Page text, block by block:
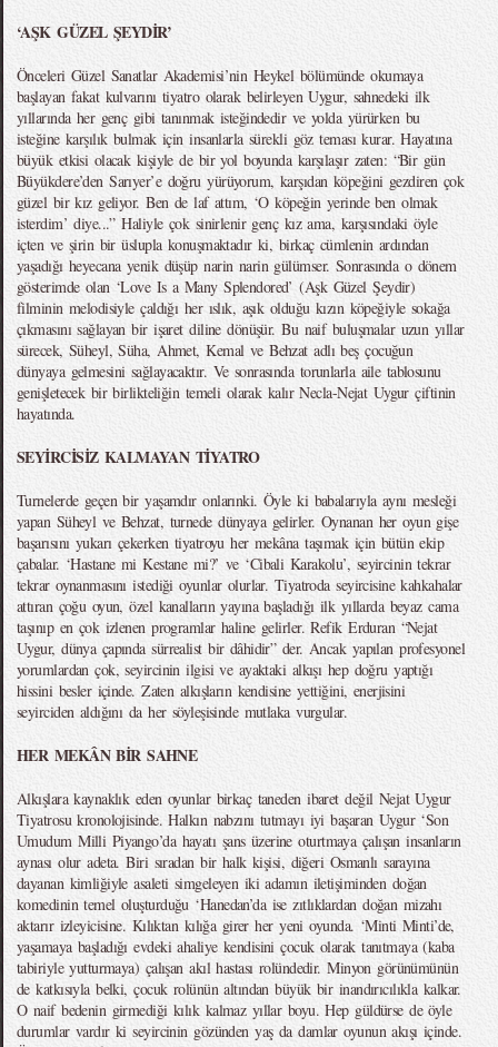
‘AŞK GÜZEL ŞEYDİR’
Önceleri Güzel Sanatlar Akademisi’nin Heykel bölümünde okumaya
başlayan fakat kulvarını tiyatro olarak belirleyen Uygur, sahnedeki ilk
yıllarında her genç gibi tanınmak isteğindedir ve yolda yürürken bu
isteğine karşılık bulmak için insanlarla sürekli göz teması kurar. Hayatına
büyük etkisi olacak kişiyle de bir yol boyunda karşılaşır zaten: “Bir gün
Büyükdere’den Sarıyer’e doğru yürüyorum, karşıdan köpeğini gezdiren çok
güzel bir kız geliyor. Ben de laf attım, ‘O köpeğin yerinde ben olmak
isterdim’ diye...” Haliyle çok sinirlenir genç kız ama, karşısındaki öyle
içten ve şirin bir üslupla konuşmaktadır ki, birkaç cümlenin ardından
yaşadığı heyecana yenik düşüp narin narin gülümser. Sonrasında o dönem
gösterimde olan ‘Love Is a Many Splendored’ (Aşk Güzel Şeydir)
filminin melodisiyle çaldığı her ıslık, aşık olduğu kızın köpeğiyle sokağa
çıkmasını sağlayan bir işaret diline dönüşür. Bu naif buluşmalar uzun yıllar
sürecek, Süheyl, Süha, Ahmet, Kemal ve Behzat adlı beş çocuğun
dünyaya gelmesini sağlayacaktır. Ve sonrasında torunlarla aile tablosunu
genişletecek bir birlikteliğin temeli olarak kalır Necla-Nejat Uygur çiftinin
hayatında.
SEYİRCİSİZ KALMAYAN TİYATRO
Turnelerde geçen bir yaşamdır onlarınki. Öyle ki babalarıyla aynı mesleği
yapan Süheyl ve Behzat, turnede dünyaya gelirler. Oynanan her oyun gişe
başarısını yukarı çekerken tiyatroyu her mekâna taşımak için bütün ekip
çabalar. ‘Hastane mi Kestane mi?’ ve ‘Cibali Karakolu’, seyircinin tekrar
tekrar oynanmasını istediği oyunlar olurlar. Tiyatroda seyircisine kahkahalar
attıran çoğu oyun, özel kanalların yayına başladığı ilk yıllarda beyaz cama
taşınıp en çok izlenen programlar haline gelirler. Refik Erduran “Nejat
Uygur, dünya çapında sürrealist bir dâhidir” der. Ancak yapılan profesyonel
yorumlardan çok, seyircinin ilgisi ve ayaktaki alkışı hep doğru yaptığı
hissini besler içinde. Zaten alkışların kendisine yettiğini, enerjisini
seyirciden aldığını da her söyleşisinde mutlaka vurgular.
HER MEKÂN BİR SAHNE
Alkışlara kaynaklık eden oyunlar birkaç taneden ibaret değil Nejat Uygur
Tiyatrosu kronolojisinde. Halkın nabzını tutmayı iyi başaran Uygur ‘Son
Umudum Milli Piyango’da hayatı şans üzerine oturtmaya çalışan insanların
aynası olur adeta. Biri sıradan bir halk kişisi, diğeri Osmanlı sarayına
dayanan kimliğiyle asaleti simgeleyen iki adamın iletişiminden doğan
komedinin temel oluşturduğu ‘Hanedan’da ise zıtlıklardan doğan mizahı
aktarır izleyicisine. Kılıktan kılığa girer her yeni oyunda. ‘Minti Minti’de,
yaşamaya başladığı evdeki ahaliye kendisini çocuk olarak tanıtmaya (kaba
tabiriyle yutturmaya) çalışan akıl hastası rolündedir. Minyon görünümünün
de katkısıyla belki, çocuk rolünün altından büyük bir inandırıcılıkla kalkar.
O naif bedenin girmediği kılık kalmaz yıllar boyu. Hep güldürse de öyle
durumlar vardır ki seyircinin gözünden yaş da damlar oyunun akışı içinde.